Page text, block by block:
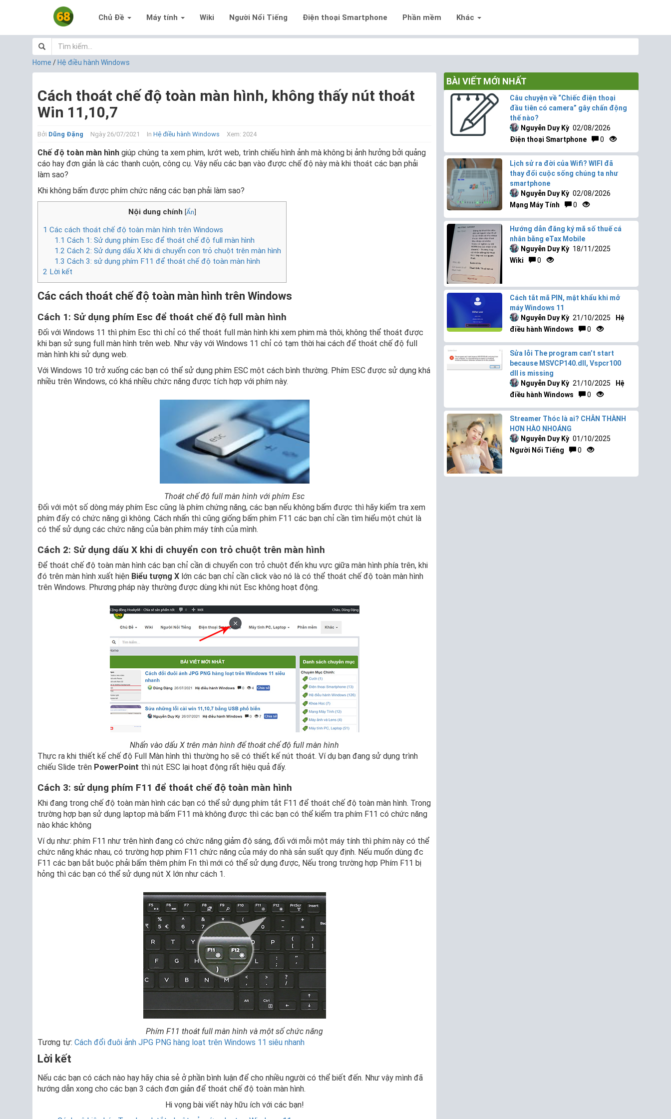
Chủ Đề Máy tính Wiki Người Nổi Tiếng Điện thoại Smartphone Phần mềm Khác
Home / Hệ điều hành Windows
Cách thoát chế độ toàn màn hình, không thấy nút thoát
Win 11,10,7
Bởi Dũng Đặng Ngày 26/07/2021 In Hệ điều hành Windows Xem: 2024
Chế độ toàn màn hình giúp chúng ta xem phim, lướt web, trình chiếu hình ảnh mà không bị ảnh hưởng bởi quảng
cáo hay đơn giản là các thanh cuộn, công cụ. Vậy nếu các bạn vào được chế độ này mà khi thoát các bạn phải
làm sao?
Khi không bấm được phím chức năng các bạn phải làm sao?
Nội dung chính [Ẩn]
1 Các cách thoát chế độ toàn màn hình trên Windows
1.1 Cách 1: Sử dụng phím Esc để thoát chế độ full màn hình
1.2 Cách 2: Sử dụng dấu X khi di chuyển con trỏ chuột trên màn hình
1.3 Cách 3: sử dụng phím F11 để thoát chế độ toàn màn hình
2 Lời kết
Các cách thoát chế độ toàn màn hình trên Windows
Cách 1: Sử dụng phím Esc để thoát chế độ full màn hình
Đối với Windows 11 thì phím Esc thì chỉ có thể thoát full màn hình khi xem phim mà thôi, không thể thoát được
khi bạn sử sụng full màn hình trên web. Như vậy với Windows 11 chỉ có tạm thời hai cách để thoát chế độ full
màn hình khi sử dụng web.
Với Windows 10 trở xuống các bạn có thể sử dụng phím ESC một cách bình thường. Phím ESC được sử dụng khá
nhiều trên Windows, có khá nhiều chức năng được tích hợp với phím này.
Thoát chế độ full màn hình với phím Esc
Đối với một số dòng máy phím Esc cũng là phím chứng năng, các bạn nếu không bấm được thì hãy kiểm tra xem
phím đấy có chức năng gì không. Cách nhấn thì cũng giống bấm phím F11 các bạn chỉ cần tìm hiểu một chút là
có thể sử dụng các chức năng của bàn phím máy tính của mình.
Cách 2: Sử dụng dấu X khi di chuyển con trỏ chuột trên màn hình
Để thoát chế độ toàn màn hình các bạn chỉ cần di chuyển con trỏ chuột đến khu vực giữa màn hình phía trên, khi
đó trên màn hình xuất hiện Biểu tượng X lớn các bạn chỉ cần click vào nó là có thể thoát chế độ toàn màn hình
trên Windows. Phương pháp này thường được dùng khi nút Esc không hoạt động.
Nhấn vào dấu X trên màn hình để thoát chế độ full màn hình
Thực ra khi thiết kế chế độ Full Màn hình thì thường họ sẽ có thiết kế nút thoát. Ví dụ bạn đang sử dụng trình
chiếu Slide trên PowerPoint thì nút ESC lại hoạt động rất hiệu quả đấy.
Cách 3: sử dụng phím F11 để thoát chế độ toàn màn hình
Khi đang trong chế độ toàn màn hình các bạn có thể sử dụng phím tắt F11 để thoát chế độ toàn màn hình. Trong
trường hợp bạn sử dụng laptop mà bấm F11 mà không được thì các bạn có thể kiểm tra phím F11 có chức năng
nào khác không
Ví dụ như: phím F11 như trên hình đang có chức năng giảm độ sáng, đối với mỗi một máy tính thì phím này có thể
chức năng khác nhau, có trường hợp phim F11 chức năng của máy do nhà sản suất quy định. Nếu muốn dùng đc
F11 các bạn bắt buộc phải bấm thêm phím Fn thì mới có thể sử dụng được, Nếu trong trường hợp Phím F11 bị
hỏng thì các bạn có thể sử dụng nút X lớn như cách 1.
Phím F11 thoát full màn hình và một số chức năng
Tương tự: Cách đổi đuôi ảnh JPG PNG hàng loạt trên Windows 11 siêu nhanh
Lời kết
Nếu các bạn có cách nào hay hãy chia sẻ ở phần bình luận để cho nhiều người có thể biết đến. Như vậy mình đã
hướng dẫn xong cho các bạn 3 cách đơn giản để thoát chế độ toàn màn hình.
Hi vọng bài viết này hữu ích với các bạn!
BÀI VIẾT MỚI NHẤT
Câu chuyện về “Chiếc điện thoại
đầu tiên có camera” gây chấn động
thế nào?
Nguyễn Duy Kỳ 02/08/2026
Điện thoại Smartphone
0
Lịch sử ra đời của Wifi? WIFI đã
thay đổi cuộc sống chúng ta như
smartphone
Nguyễn Duy Kỳ 02/08/2026
Mạng Máy Tính
0
Hướng dẫn đăng ký mã số thuế cá
nhân bằng eTax Mobile
Nguyễn Duy Kỳ 18/11/2025
Wiki
0
Cách tắt mã PIN, mật khẩu khi mở
máy Windows 11
Nguyễn Duy Kỳ 21/10/2025
Hệ
điều hành Windows
0
Sửa lỗi The program can’t start
because MSVCP140.dll, Vspcr100
dll is missing
Nguyễn Duy Kỳ 21/10/2025
Hệ
điều hành Windows
0
Streamer Thóc là ai? CHÂN THÀNH
HƠN HÀO NHOÁNG
Nguyễn Duy Kỳ 01/10/2025
Người Nổi Tiếng
0